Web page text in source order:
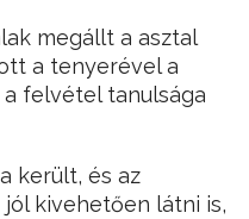
megállt a asztal
a tenyerével a
felvétel tanulsága
került, és az
kivehetően látni is,